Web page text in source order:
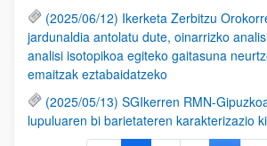
(2025/06/12) Ikerketa Zerbitzu
jardunaldia antolatu dute, oinarrizko
analisi isotopikoa egiteko gaitasuna
emaitzak eztabaidatzeko
(2025/05/13) SGIkerren RMN-
lupuluaren bi barietateren karakterizazio